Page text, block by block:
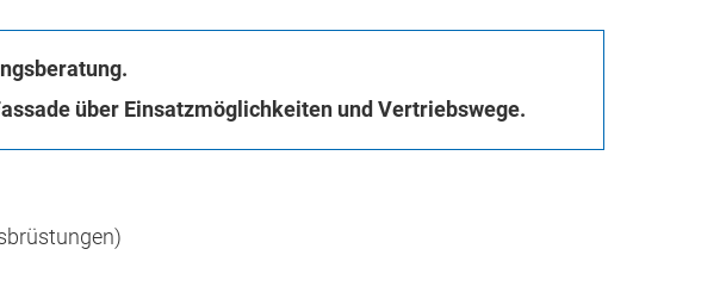
über Einsatzmöglichkeiten und Vertriebswege.